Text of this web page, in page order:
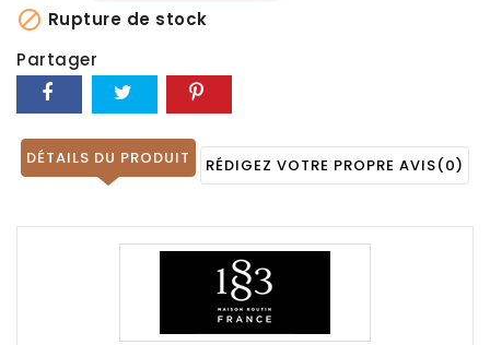
 Rupture de stock
Partager
DÉTAILS DU PRODUIT RÉDIGEZ VOTRE PROPRE AVIS(0)